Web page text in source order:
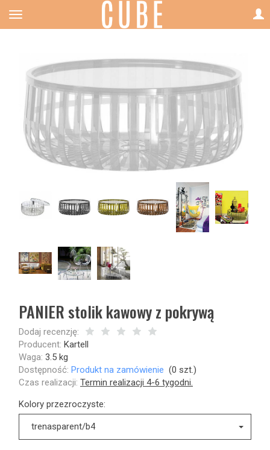
PANIER stolik kawowy z pokrywą
Dodaj recenzję:
Producent: Kartell
Waga: 3.5 kg
Dostępność: Produkt na zamówienie (0 szt.)
Czas realizacji: Termin realizacji 4-6 tygodni.
Kolory przezroczyste:
trenasparent/b4